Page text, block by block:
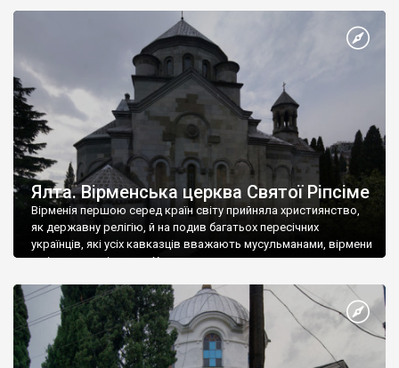
Херсонесі Володимир-язичник, став Василем-християнином.
А потім було Хрещення Русі. На честь Херсонесу Таврійського
Ялта. Вірменська церква Святої Ріпсіме
Вірменія першою серед країн світу прийняла християнство,
як державну релігію, й на подив багатьох пересічних
українців, які усіх кавказців вважають мусульманами, вірмени
є відданими вірянами Христа